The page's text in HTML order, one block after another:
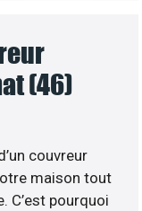
(46)
couvreur
maison tout
C’est pourquoi